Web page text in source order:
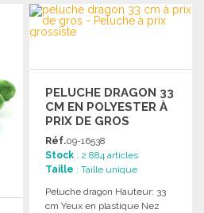
COMMANDER
Demander un devis
PELUCHE DRAGON 33
CM EN POLYESTER À
PRIX DE GROS
Réf.09-16538
Stock : 2 884 articles
Taille : Taille unique
Peluche dragon Hauteur: 33
cm Yeux en plastique Nez